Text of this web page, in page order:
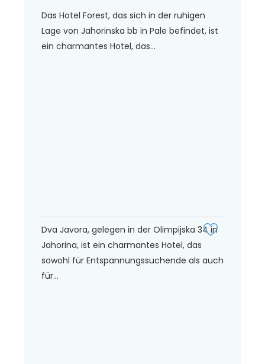
Das Hotel Forest, das sich in der ruhigen
Lage von Jahorinska bb in Pale befindet, ist
ein charmantes Hotel, das...
Dva Javora, gelegen in der Olimpijska 34 in
Jahorina, ist ein charmantes Hotel, das
sowohl für Entspannungssuchende als auch
für...